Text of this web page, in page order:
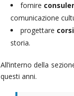
fornire
comunicazione
progettare
storia.
All’interno della
questi anni.